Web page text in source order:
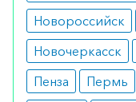
Новороссийск
Новочеркасск
Пенза
Пермь